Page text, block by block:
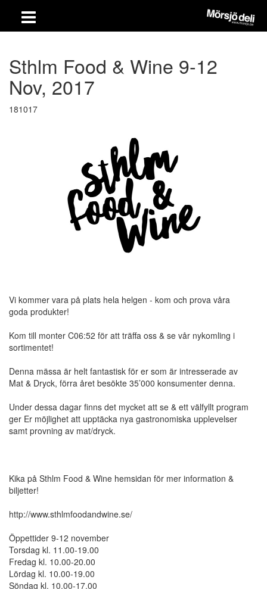
Sthlm Food & Wine 9-12
Nov, 2017
181017
Vi kommer vara på plats hela helgen - kom och prova våra
goda produkter!
Kom till monter C06:52 för att träffa oss & se vår nykomling i
sortimentet!
Denna mässa är helt fantastisk för er som är intresserade av
Mat & Dryck, förra året besökte 35’000 konsumenter denna.
Under dessa dagar finns det mycket att se & ett välfyllt program
ger Er möjlighet att upptäcka nya gastronomiska upplevelser
samt provning av mat/dryck.
Kika på Sthlm Food & Wine hemsidan för mer information &
biljetter!
http://www.sthlmfoodandwine.se/
Öppettider 9-12 november
Torsdag kl. 11.00-19.00
Fredag kl. 10.00-20.00
Lördag kl. 10.00-19.00
Söndag kl. 10.00-17.00